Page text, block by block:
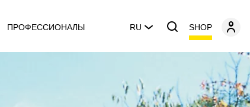
ПРОФЕССИОНАЛЫ RU SHOP